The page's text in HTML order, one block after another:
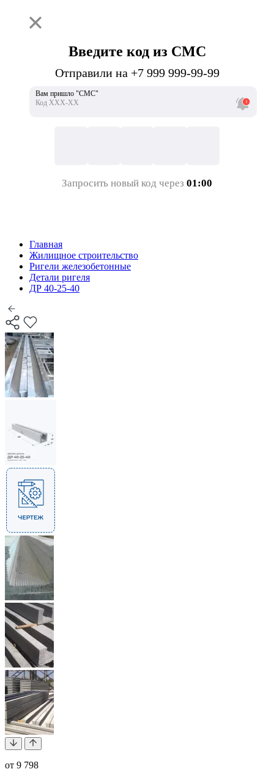
Введите код из СМС
Отправили на +7 999 999-99-99
Вам пришло "СМС"
Код ХХХ-ХХ
Запросить новый код через 01:00
Главная
Жилищное строительство
Ригели железобетонные
Детали ригеля
ДР 40-25-40
от 9 798